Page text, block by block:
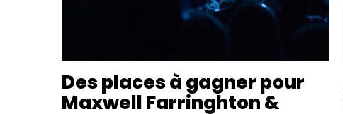
Des places à gagner pour
Maxwell Farringhton &